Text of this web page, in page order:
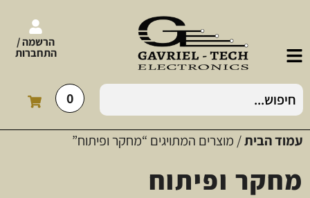
הרשמה /
התחברות
0
עמוד הבית/ מוצרים המתויגים “מחקר ופיתוח”
מחקר ופיתוח